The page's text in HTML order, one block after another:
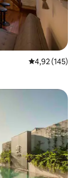
Keskmine
4,92 (145)